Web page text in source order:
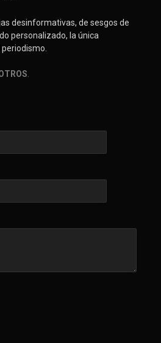
desinformativas, de sesgos de
personalizado, la única